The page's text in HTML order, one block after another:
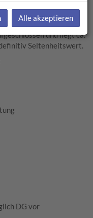
und liegt ca.
Seltenheitswert.
DG vor
Alle akzeptieren